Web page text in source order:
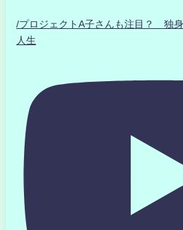
/プロジェクトA子さんも注目？ 独
人生